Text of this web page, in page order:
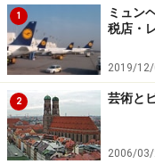
1
ミュン
税店・
2019/12/
2 芸術と
2006/